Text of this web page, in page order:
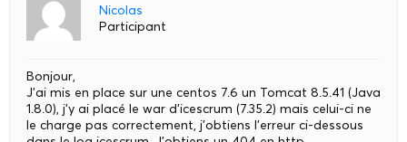
Nicolas
Participant
Bonjour,
J’ai mis en place sur une centos 7.6 un Tomcat 8.5.41 (Java
1.8.0), j’y ai placé le war d’icescrum (7.35.2) mais celui-ci ne
le charge pas correctement, j’obtiens l’erreur ci-dessous